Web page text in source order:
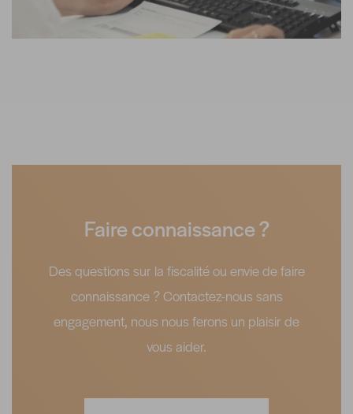
Faire connaissance ?
Des questions sur la fiscalité ou envie de faire
connaissance ? Contactez-nous sans
engagement, nous nous ferons un plaisir de
vous aider.